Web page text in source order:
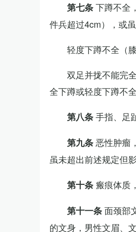
第七条下蹲不全
件兵超过4cm），或
轻度下蹲不全（
双足并拢不能完
全下蹲或轻度下蹲不
第八条手指、足
第九条恶性肿瘤
虽未超出前述规定但
第十条 瘢痕体质
第十一条面颈部
的文身，男性文眉、